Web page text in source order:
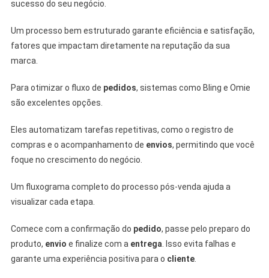
sucesso do seu negócio.
Um processo bem estruturado garante eficiência e satisfação,
fatores que impactam diretamente na reputação da sua
marca.
Para otimizar o fluxo de pedidos, sistemas como Bling e Omie
são excelentes opções.
Eles automatizam tarefas repetitivas, como o registro de
compras e o acompanhamento de envios, permitindo que você
foque no crescimento do negócio.
Um fluxograma completo do processo pós-venda ajuda a
visualizar cada etapa.
Comece com a confirmação do pedido, passe pelo preparo do
produto, envio e finalize com a entrega. Isso evita falhas e
garante uma experiência positiva para o cliente.